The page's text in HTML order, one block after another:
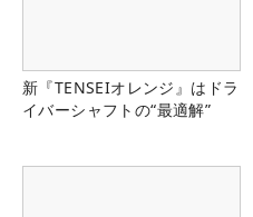
新『TENSEIオレンジ』はドラ
イバーシャフトの“最適解”